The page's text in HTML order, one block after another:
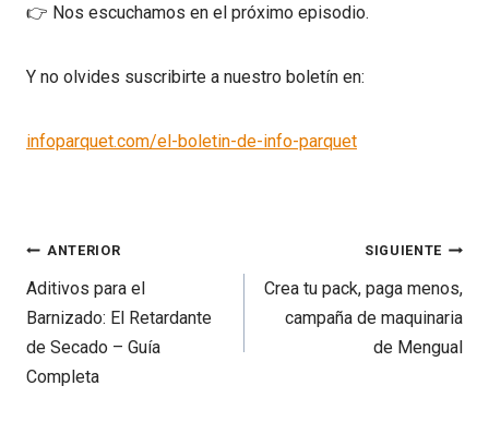
👉 Nos escuchamos en el próximo episodio.
Y no olvides suscribirte a nuestro boletín en:
infoparquet.com/el-boletin-de-info-parquet
Navegación
de
entradas
ANTERIOR
Aditivos para el
Barnizado: El Retardante
de Secado – Guía
Completa
SIGUIENTE
Crea tu pack, paga menos,
campaña de maquinaria
de Mengual